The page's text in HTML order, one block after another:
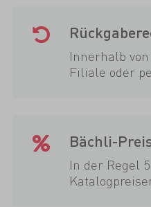
Innerhalb
Filiale oder
Bächli-
In der Regel